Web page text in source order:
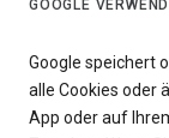
GOOGLE
Google speichert
alle Cookies oder
App oder auf